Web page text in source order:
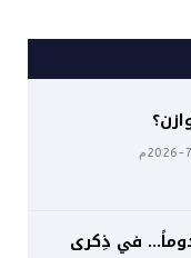
في ذِكرى